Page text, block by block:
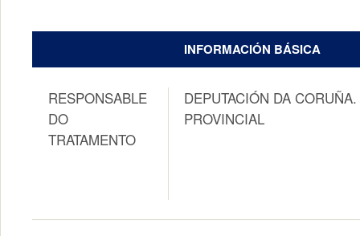
INFORMACIÓN BÁSICA
RESPONSABLE
DO
TRATAMENTO
DEPUTACIÓN DA
PROVINCIAL